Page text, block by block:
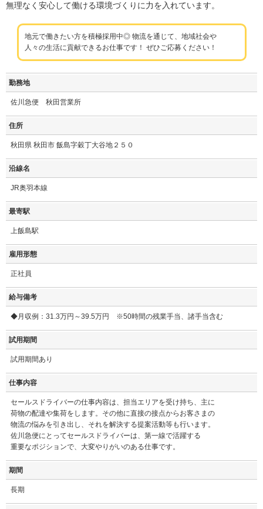
無理なく安心して働ける環境づくりに力を入れています。
地元で働きたい方を積極採用中◎ 物流を通じて、地域社会や
人々の生活に貢献できるお仕事です！ ぜひご応募ください！
勤務地
佐川急便 秋田営業所
住所
秋田県 秋田市 飯島字穀丁大谷地２５０
沿線名
JR奥羽本線
最寄駅
上飯島駅
雇用形態
正社員
給与備考
◆月収例：31.3万円～39.5万円 ※50時間の残業手当、諸手当含む
試用期間
試用期間あり
仕事内容
セールスドライバーの仕事内容は、担当エリアを受け持ち、主に
荷物の配達や集荷をします。その他に直接の接点からお客さまの
物流の悩みを引き出し、それを解決する提案活動等も行います。
佐川急便にとってセールスドライバーは、第一線で活躍する
重要なポジションで、大変やりがいのある仕事です。
期間
長期